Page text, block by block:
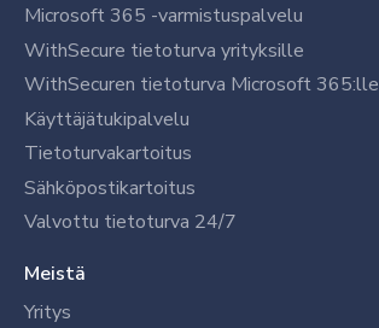
Microsoft 365 -varmistuspalvelu
WithSecure tietoturva yrityksille
WithSecuren tietoturva Microsoft 365:lle
Käyttäjätukipalvelu
Tietoturvakartoitus
Sähköpostikartoitus
Valvottu tietoturva 24/7
Meistä
Yritys